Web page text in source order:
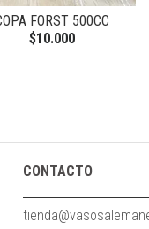
FORST 500CC
$10.000
CONTACTO